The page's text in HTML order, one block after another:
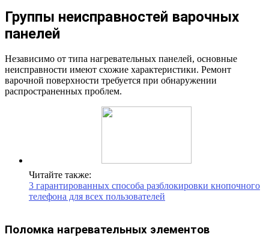
Группы неисправностей варочных
панелей
Независимо от типа нагревательных панелей, основные
неисправности имеют схожие характеристики. Ремонт
варочной поверхности требуется при обнаружении
распространенных проблем.
Читайте также:
3 гарантированных способа разблокировки кнопочного
телефона для всех пользователей
Поломка нагревательных элементов